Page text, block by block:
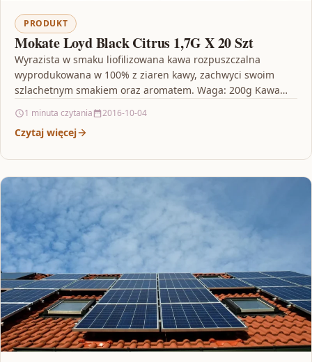
PRODUKT
Mokate Loyd Black Citrus 1,7G X 20 Szt
Wyrazista w smaku liofilizowana kawa rozpuszczalna
wyprodukowana w 100% z ziaren kawy, zachwyci swoim
szlachetnym smakiem oraz aromatem. Waga: 200g Kawa
1 minuta czytania 2016-10-04
Czytaj więcej